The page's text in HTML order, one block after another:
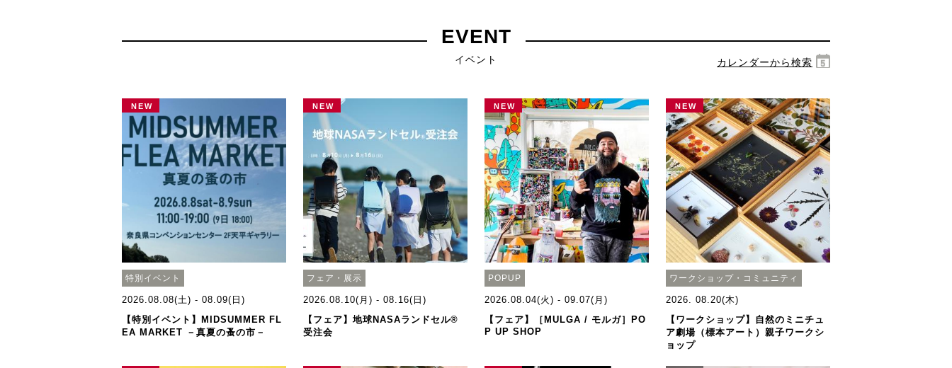
EVENT
イベント カレンダーから検索
NEW
特別イベント
2026.08.08(土) - 08.09(日)
【特別イベント】MIDSUMMER FL
EA MARKET －真夏の蚤の市－
NEW
フェア・展示
2026.08.10(月) - 08.16(日)
【フェア】地球NASAランドセル®
受注会
NEW
POPUP
2026.08.04(火) - 09.07(月)
【フェア】［MULGA / モルガ］PO
P UP SHOP
NEW
ワークショップ・コミュニティ
2026. 08.20(木)
【ワークショップ】自然のミニチュ
ア劇場（標本アート）親子ワークシ
ョップ